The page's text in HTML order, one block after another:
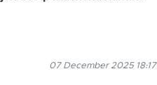
07 December 2025 18:17